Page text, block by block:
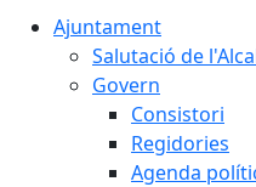
Ajuntament
Salutació de
Govern
Consistori
Regidories
Agenda